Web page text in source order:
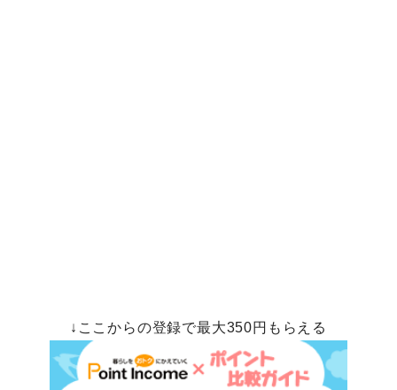
↓ここからの登録で最大350円もらえる